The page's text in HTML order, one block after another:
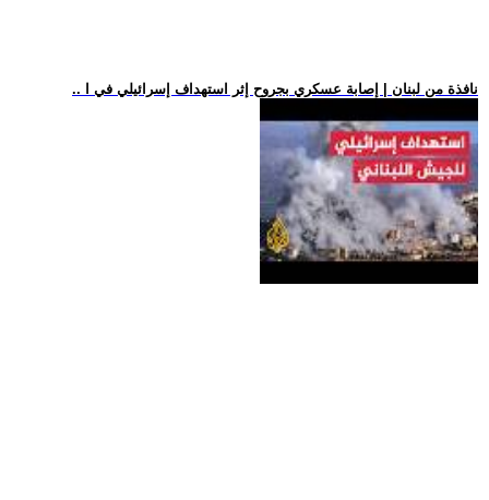
.. نافذة من لبنان | إصابة عسكري بجروح إثر استهداف إسرائيلي في ا